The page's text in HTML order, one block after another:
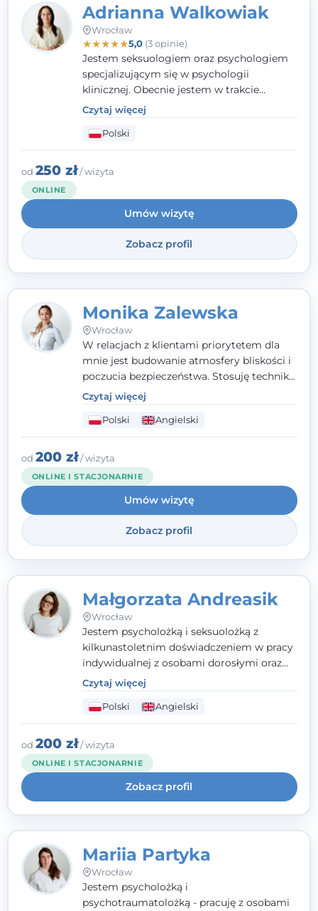
Adrianna Walkowiak
Wrocław
★★★★★5,0(3 opinie)
Jestem seksuologiem oraz psychologiem
specjalizującym się w psychologii
klinicznej. Obecnie jestem w trakcie
szkolenia na psychoterapeutę
systemowego. Posiadam status członka
nadzwyczajnego Wielkopolskiego
Towarzystwa Terapii Systemowej oraz
należę do Polskiego Towarzystwa
pierwszym miejscu stawiam budowanie
atmosfery bezpieczeństwa i zrozumienia w
relacjach z Klientami. Istotna dla nie jest
również koncentracja na dostępnych
zasobach.
Czytaj więcej
Polski
od 250 zł/ wizyta
ONLINE
Umów wizytę
Zobacz profil
Monika Zalewska
Wrocław
W relacjach z klientami priorytetem dla
mnie jest budowanie atmosfery bliskości i
poczucia bezpieczeństwa. Stosuję techniki
poznawczo-behawioralne oraz metody,
które koncentrują się na rozwiązaniach
(TSR). Te polegają na osiąganiu
zamierzonych celów (doprowadzeniu do
rozwiązania trudnych sytuacji) poprzez
identyfikowanie i wzmacnianie zasobów
oraz mocnych stron klienta. W swojej
pracy korzystam także z metod dialogu
motywacyjnego i treningu uważności.
Czytaj więcej
Polski Angielski
od 200 zł/ wizyta
ONLINE I STACJONARNIE
Umów wizytę
Zobacz profil
Małgorzata Andreasik
Wrocław
Jestem psycholożką i seksuolożką z
kilkunastoletnim doświadczeniem w pracy
indywidualnej z osobami dorosłymi oraz
parami. Specjalizuję się w obszarze zdrowia
seksualnego, żałoby, kryzysów życiowych i
wypalenia zawodowego. Pracuję w języku
polskim i angielskim, w podejściu
humanistycznym, opartym na
partnerstwie i podmiotowości klienta.
Czytaj więcej
Polski Angielski
od 200 zł/ wizyta
ONLINE I STACJONARNIE
Zobacz profil
Mariia Partyka
Wrocław
Jestem psycholożką i
psychotraumatolożką - pracuję z osobami